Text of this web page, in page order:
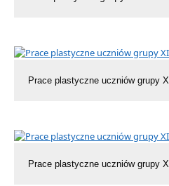
Prace plastyczne uczniów grupy XI
Prace plastyczne uczniów grupy XI